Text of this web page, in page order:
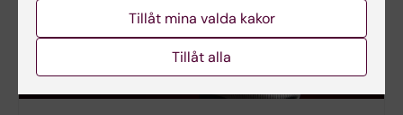
Tillåt mina valda kakor
Tillåt alla